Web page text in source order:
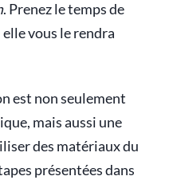
. Prenez le temps de
vous le rendra
est non seulement
mais aussi une
des matériaux du
présentées dans